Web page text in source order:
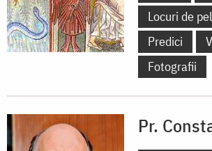
Locuri de
Predici
Fotografii
Pr.